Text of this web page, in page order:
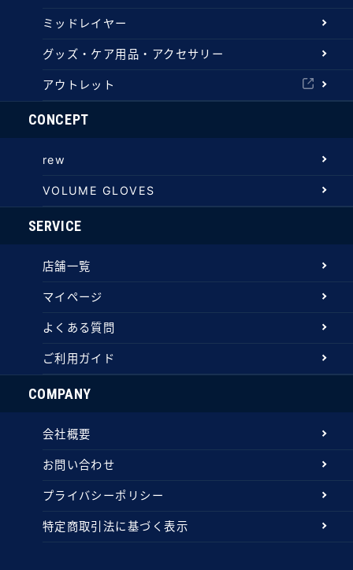
ミッドレイヤー
グッズ・ケア用品・アクセサリー
アウトレット
CONCEPT
rew
VOLUME GLOVES
SERVICE
店舗一覧
マイページ
よくある質問
ご利用ガイド
COMPANY
会社概要
お問い合わせ
プライバシーポリシー
特定商取引法に基づく表示